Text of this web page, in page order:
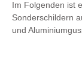
Im Folgenden ist
Sonderschildern
und